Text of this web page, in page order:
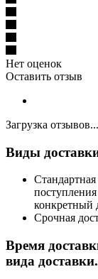
Нет оценок
Оставить отзыв
Загрузка отзывов...
Виды
конкретный
Срочная
Время
вида доставки.